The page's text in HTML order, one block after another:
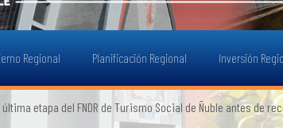
Regional Planificación Regional Inversión
última etapa del FNDR de Turismo Social de Ñuble antes de